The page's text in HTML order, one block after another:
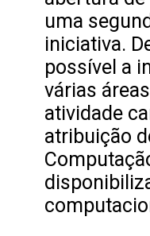
uma
iniciativa.
possível a
várias
atividade
atribuição